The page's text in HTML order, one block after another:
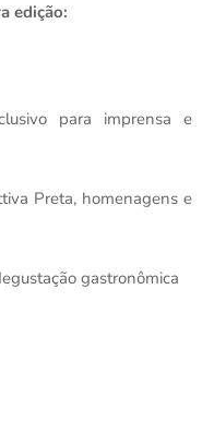
edição:
para imprensa e
Preta, homenagens e
gastronômica